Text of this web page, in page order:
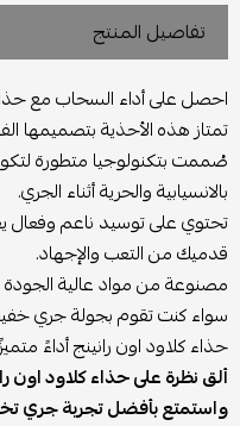
تفاصيل المنتج
احصل على أداء السحاب مع
تمتاز هذه الأحذية بتصميمها
صُممت بتكنولوجيا متطورة
بالانسيابية والحرية أثناء الجري.
تحتوي على توسيد ناعم
قدميك من التعب والإجهاد.
مصنوعة من مواد عالية الجودة
سواء كنت تقوم بجولة جري
حذاء كلاود اون رانينج أداءً
ألق نظرة على حذاء كلاود اون
واستمتع بأفضل تجربة جري